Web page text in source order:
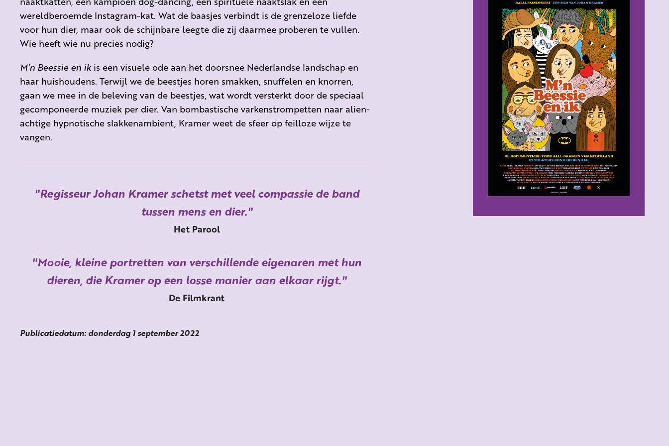
wereldberoemde Instagram-kat. Wat de baasjes verbindt is de grenzeloze liefde
voor hun dier, maar ook de schijnbare leegte die zij daarmee proberen te vullen.
Wie heeft wie nu precies nodig?
M’n Beessie en ikis een visuele ode aan het doorsnee Nederlandse landschap en
haar huishoudens. Terwijl we de beestjes horen smakken, snuffelen en knorren,
gaan we mee in de beleving van de beestjes, wat wordt versterkt door de speciaal
gecomponeerde muziek per dier. Van bombastische varkenstrompetten naar alien-
achtige hypnotische slakkenambient, Kramer weet de sfeer op feilloze wijze te
vangen.
Regisseur Johan Kramer schetst met veel compassie de band
tussen mens en dier.
Het Parool
Mooie, kleine portretten van verschillende eigenaren met hun
dieren, die Kramer op een losse manier aan elkaar rijgt.
De Filmkrant
Publicatiedatum: donderdag 1 september 2022